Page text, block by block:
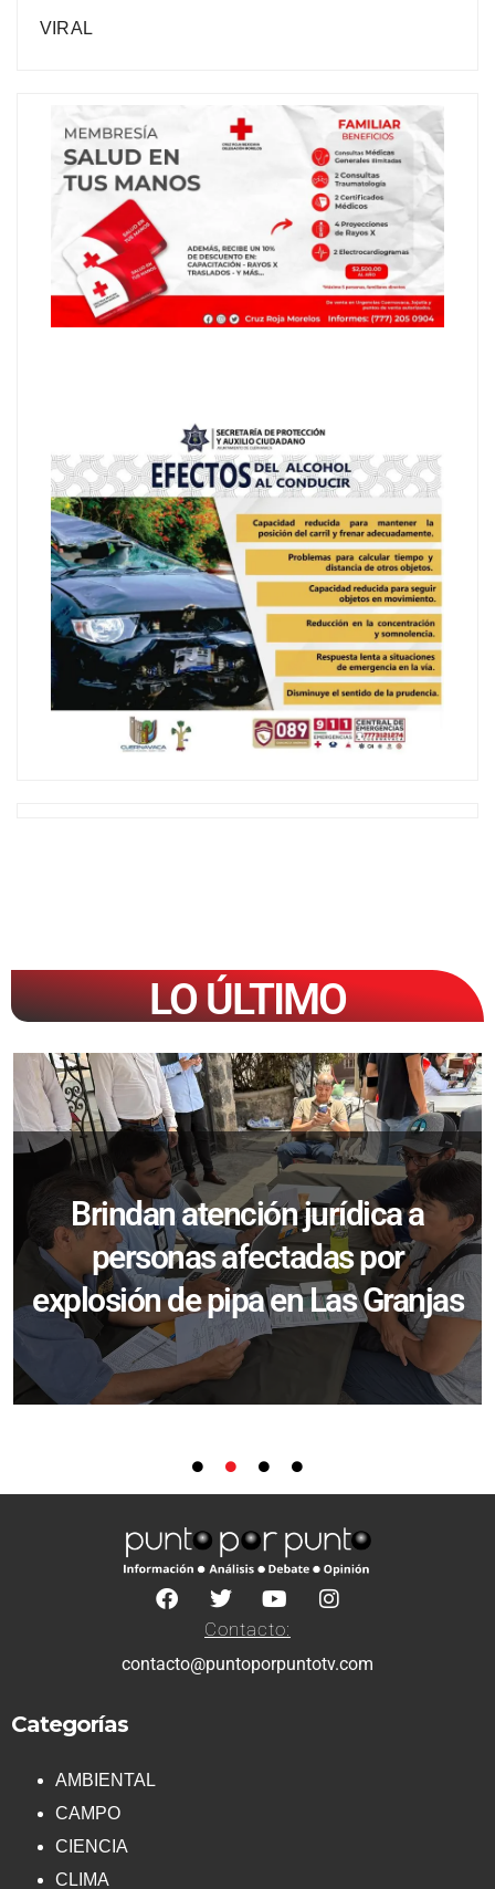
VIRAL
LO ÚLTIMO
Brindan atención jurídica a
personas afectadas por
explosión de pipa en Las Granjas
Contacto:
contacto@puntoporpuntotv.com
Categorías
AMBIENTAL
CAMPO
CIENCIA
CLIMA